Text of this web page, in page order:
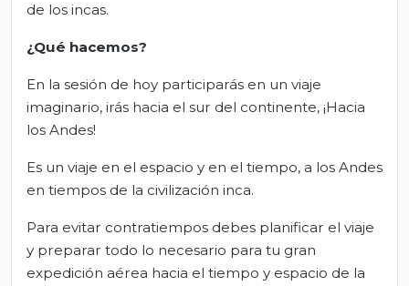
de los incas.
¿Qué hacemos?
En la sesión de hoy participarás en un viaje
imaginario, irás hacia el sur del continente, ¡Hacia
los Andes!
Es un viaje en el espacio y en el tiempo, a los Andes
en tiempos de la civilización inca.
Para evitar contratiempos debes planificar el viaje
y preparar todo lo necesario para tu gran
expedición aérea hacia el tiempo y espacio de la